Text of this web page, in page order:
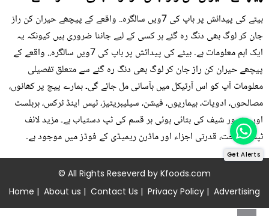
بیٹے کی پیدائش پر باپ کی 7ویں سالگرہ.. واقعے کے پیچھے حیران کن راز
جان کر لوگ بھی دنگ رہ گئے ہر کسی کے لیے جاننا ضروری ہیں کیونکہ یہ
ایک اہم معلومات ہے۔ بیٹے کی پیدائش پر باپ کی 7ویں سالگرہ.. واقعے کے
پیچھے حیران کن راز جان کر لوگ بھی دنگ رہ گئے سے متعلق تفصیلی
معلومات آپ کو اس آرٹیکل میں بآسانی مل جائے گی۔ ہمارے پیج پر کھانوں،
مصالحوں، ادویات، بیماریوں، فیشن، سیلیبریٹیز، ٹپس اینڈ ٹرکس، ہربلسٹ
اور مشہور شیف کی بتائی ہوئی ہر قسم کی ٹپ دستیاب ہے۔ مزید لائف
ٹپس، صحت، قدرتی اجزاء اور ماڈرن ریمیڈی کے فوڈز میں موجود ہے۔
© All Rights Reseverd by Kfoods.com
Home | About us | Contact Us | Privacy Policy | Advertising
Get Alerts